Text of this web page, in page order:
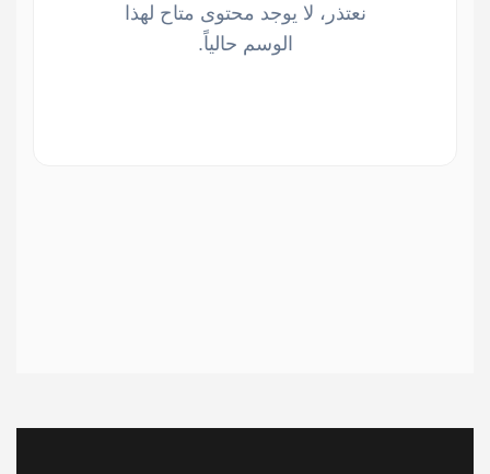
نعتذر، لا يوجد محتوى متاح لهذا
الوسم حالياً.